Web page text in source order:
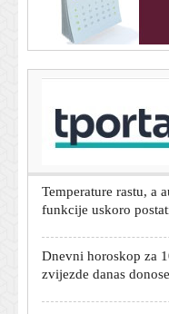
T-portal.hr
Dok drugi okreću
oduševiti njegove
Temperature rastu, a
funkcije uskoro
Dnevni horoskop za
zvijezde danas donose
Hajdukov podatak